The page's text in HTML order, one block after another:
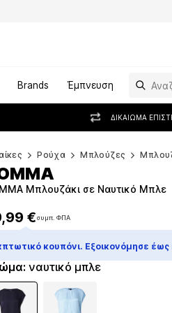
Brands Έμπνευση
ΔΙΚΑΊΩΜΑ
Ρούχα Μπλούζες
€συμπ. ΦΠΑ
€συμπ. ΦΠΑ
Μπλουζάκι σε Ναυτικό Μπλε
κουπόνι. Εξοικονόμησε έως
: ναυτικό μπλε